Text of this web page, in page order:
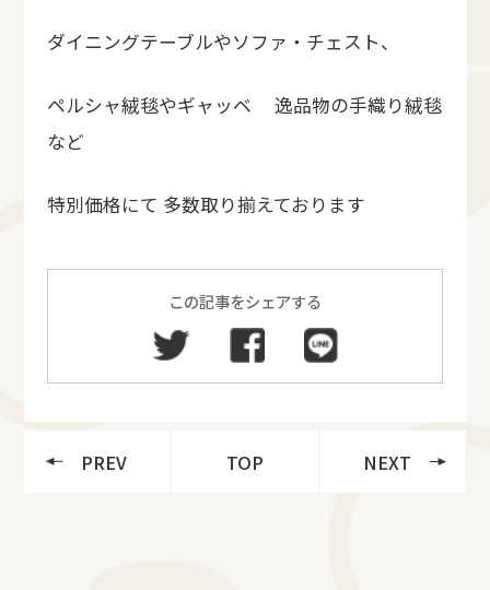
ダイニングテーブルやソファ・チェスト、
ペルシャ絨毯やギャッベ 逸品物の手織り絨毯
など
特別価格にて 多数取り揃えております
この記事をシェアする
PREV TOP NEXT